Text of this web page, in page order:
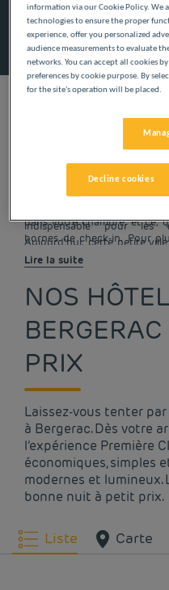
Classe à Bergerac et
dans votre chambre, et ce,
bornes de check-in. Pour
ont leur propre salle de
Internet partout dans
savourer un petit-déjeuner
ne ratez aucun de vos
écran plat dans votre
Bergerac.
indispensable pour les
Aujourd’hui, cette petite
son patrimoine et son
Lire la suite
NOS
PRIX
Laissez-vous tenter
à Bergerac. Dès votre
l’expérience Première
économiques, simples
modernes et lumineux.
bonne nuit à petit prix.
Liste Carte
information via our Cookie Policy. We
technologies to ensure the proper
experience, offer you personalized
audience measurements to evaluate
networks. You can accept all cookies
preferences by cookie purpose. By
for the site's operation will be placed.
Decline cookies